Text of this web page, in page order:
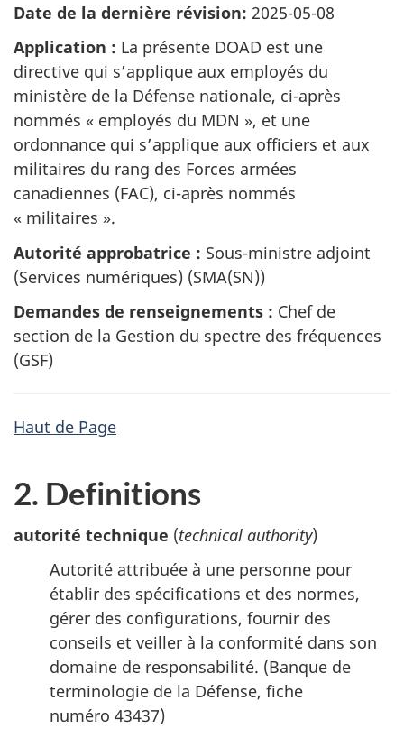
Date de la dernière révision: 2025-05-08
Application : La présente DOAD est une
directive qui s’applique aux employés du
ministère de la Défense nationale, ci-après
nommés « employés du MDN », et une
ordonnance qui s’applique aux officiers et aux
militaires du rang des Forces armées
canadiennes (FAC), ci-après nommés
« militaires ».
Autorité approbatrice : Sous-ministre adjoint
(Services numériques) (SMA(SN))
Demandes de renseignements : Chef de
section de la Gestion du spectre des fréquences
(GSF)
Haut de Page
2. Definitions
autorité technique (technical authority)
Autorité attribuée à une personne pour
établir des spécifications et des normes,
gérer des configurations, fournir des
conseils et veiller à la conformité dans son
domaine de responsabilité. (Banque de
terminologie de la Défense, fiche
numéro 43437)